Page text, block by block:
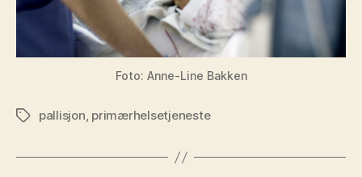
Foto: Anne-Line Bakken
Stikkordpallisjon, primærhelsetjeneste